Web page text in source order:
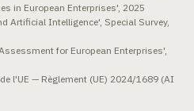
in European Enterprises', 2025
Artificial Intelligence', Special Survey,
for European Enterprises',
l'UE — Règlement (UE) 2024/1689 (AI